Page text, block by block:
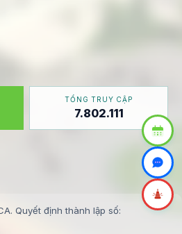
TỔNG TRUY CẬP
7.802.111
Quyết định thành lập số: